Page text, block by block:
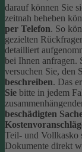
darauf können Sie
zeitnah beheben
per Telefon. So
gezielten
detailliert
bei Ihnen anfragen.
versuchen Sie, den
beschreiben. Das
Sie bitte in jedem
beschädigten
Teil- und Vollkasko
Dokumente direkt